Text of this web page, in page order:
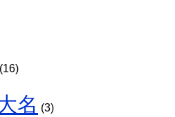
(16)
名 (3)